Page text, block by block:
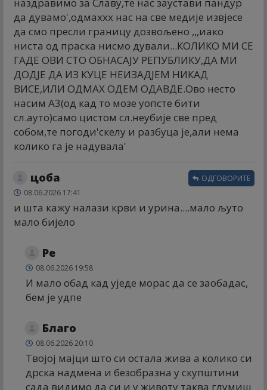
да дувамо',одмаххх нас на све медије извјесе
да смо пресли границу дозвољено ,,,иако
ниста од праска нисмо дували...КОЛИКО МИ СЕ
ГАДЕ ОВИ СТО ОБНАСАЈУ РЕПУБЛИКУ,ДА МИ
ДОДЈЕ ДА ИЗ КУЦЕ НЕИЗАДЈЕМ НИКАД
ВИСЕ,ИЛИ ОДМАХ ОДЕМ ОДАВДЕ.Ово несто
насим А3(од кад то мозе уопсте бити
сл.ауто)само цистом сл.неубије све пред
собом,те погоди'скелу и разбуца је,али нема
колико га је надувала'
цоба
08.06.2026 17:41
и шта кажу налази крви и урина....мало љуто
мало бијело
ОДГОВОРИТЕ
Ре
08.06.2026 19:58
И мало обад кад уједе морас да се заобадас,
бем је удпе
Благо
08.06.2026 20:10
Твојој мајци што си остала жива а колико си
дрска надмена и безобразна у скупштини
сада видимо да си и у животу таква глумиш